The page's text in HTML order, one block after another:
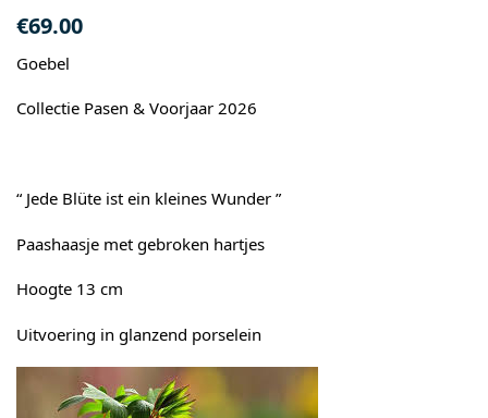
€69.00
Goebel
Collectie Pasen & Voorjaar 2026
“ Jede Blüte ist ein kleines Wunder ”
Paashaasje met gebroken hartjes
Hoogte 13 cm
Uitvoering in glanzend porselein